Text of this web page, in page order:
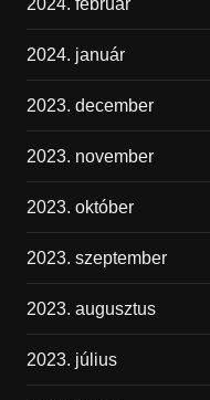
2024. február
2024. január
2023. december
2023. november
2023. október
2023. szeptember
2023. augusztus
2023. július